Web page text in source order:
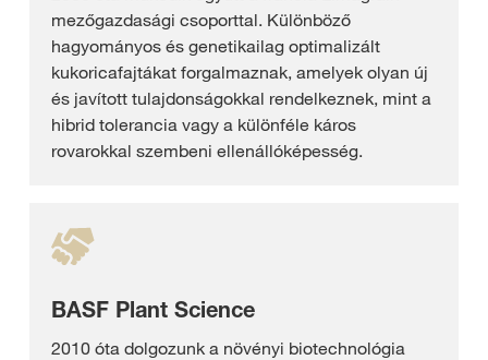
mezőgazdasági csoporttal. Különböző
hagyományos és genetikailag optimalizált
kukoricafajtákat forgalmaznak, amelyek olyan új
és javított tulajdonságokkal rendelkeznek, mint a
hibrid tolerancia vagy a különféle káros
rovarokkal szembeni ellenállóképesség.
BASF Plant Science
2010 óta dolgozunk a növényi biotechnológia